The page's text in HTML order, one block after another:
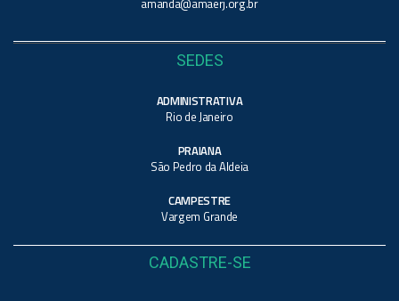
SEDES
ADMINISTRATIVA
Rio de Janeiro
PRAIANA
São Pedro da Aldeia
CAMPESTRE
Vargem Grande
CADASTRE-SE